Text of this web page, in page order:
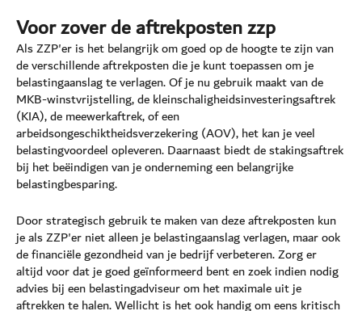
Voor zover de aftrekposten zzp
Als ZZP'er is het belangrijk om goed op de hoogte te zijn van
de verschillende aftrekposten die je kunt toepassen om je
belastingaanslag te verlagen. Of je nu gebruik maakt van de
MKB-winstvrijstelling, de kleinschaligheidsinvesteringsaftrek
(KIA), de meewerkaftrek, of een
arbeidsongeschiktheidsverzekering (AOV), het kan je veel
belastingvoordeel opleveren. Daarnaast biedt de stakingsaftrek
bij het beëindigen van je onderneming een belangrijke
belastingbesparing.
Door strategisch gebruik te maken van deze aftrekposten kun
je als ZZP'er niet alleen je belastingaanslag verlagen, maar ook
de financiële gezondheid van je bedrijf verbeteren. Zorg er
altijd voor dat je goed geïnformeerd bent en zoek indien nodig
advies bij een belastingadviseur om het maximale uit je
aftrekken te halen. Wellicht is het ook handig om eens kritisch